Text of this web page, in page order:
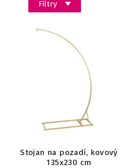
Filtry
Stojan na pozadí, kovový
135x230 cm